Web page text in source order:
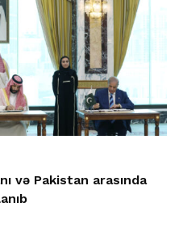
və Pakistan arasında